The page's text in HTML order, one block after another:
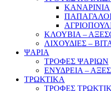
ΚΑΝΑΡΙΝΙΑ
ΚΛΟΥΒΙΑ –
ΛΙΧΟΥΔΙΕΣ –
ΨΑΡΙΑ
ΤΡΟΦΕΣ ΨΑΡΙΩΝ
ΕΝΥΔΡΕΙΑ –
ΤΡΩΚΤΙΚΑ
ΤΡΟΦΕΣ